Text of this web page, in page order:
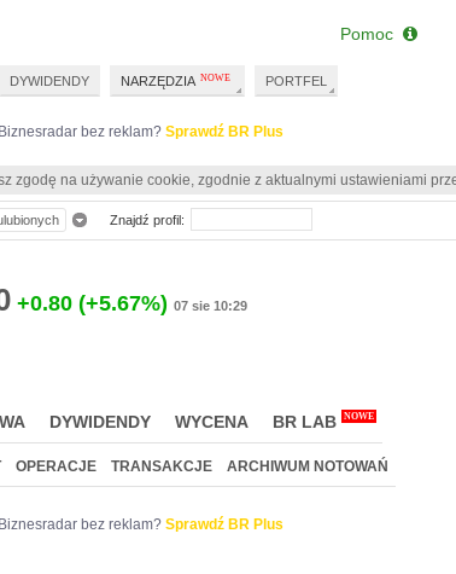
Biznesradar bez reklam? Sprawdź BR Plus
zgodę na używanie cookie, zgodnie z aktualnymi ustawieniami
+0.80 (+5.67%) 07 sie 10:29
DYWIDENDY WYCENA BR LAB NOWE
OPERACJE TRANSAKCJE ARCHIWUM NOTOWAŃ
Biznesradar bez reklam? Sprawdź BR Plus
Znajdź profil:
DYWIDENDY NARZĘDZIA PORTFEL
Pomoc